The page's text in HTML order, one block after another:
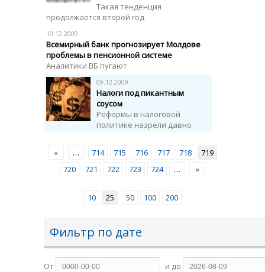
Такая тенденция
продолжается второй год
10.12.2009
Всемирный банк прогнозирует Молдове
проблемы в пенсионной системе
Аналитики ВБ пугают
09.12.2009
Налоги под пикантным
соусом
Реформы в налоговой
политике назрели давно
« … 714 715 716 717 718
719
720
721 722 723 724 … »
10 25 50 100 200
Фильтр по дате
От и до